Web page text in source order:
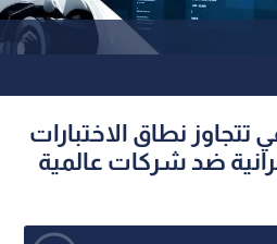
تتجاوز نطاق الاختبارات
ضد شركات عالمية